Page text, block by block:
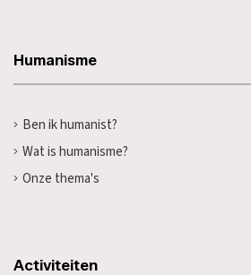
Humanisme
Ben ik humanist?
Wat is humanisme?
Onze thema's
Activiteiten